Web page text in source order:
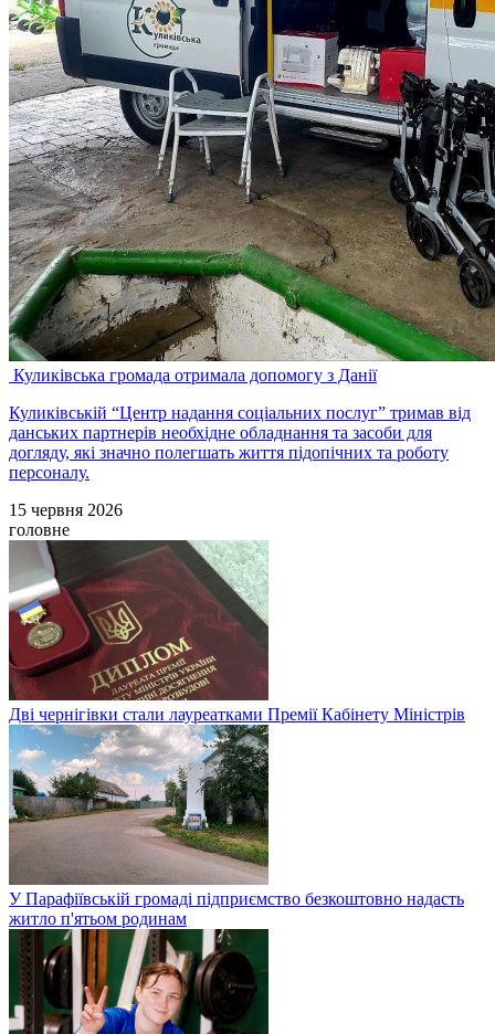
Куликівська громада отримала допомогу з Данії
Куликівській “Центр надання соціальних послуг” тримав від
данських партнерів необхідне обладнання та засоби для
догляду, які значно полегшать життя підопічних та роботу
персоналу.
15 червня 2026
головне
Дві чернігівки стали лауреатками Премії Кабінету Міністрів
У Парафіївській громаді підприємство безкоштовно надасть
житло п'ятьом родинам